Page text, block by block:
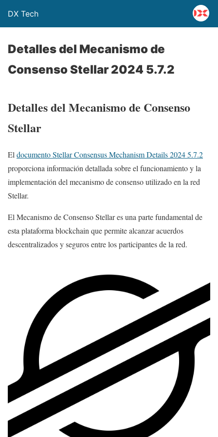
DX Tech
Detalles del Mecanismo de
Consenso Stellar 2024 5.7.2
Detalles del Mecanismo de Consenso
Stellar
El documento Stellar Consensus Mechanism Details 2024 5.7.2
proporciona información detallada sobre el funcionamiento y la
implementación del mecanismo de consenso utilizado en la red
Stellar.
El Mecanismo de Consenso Stellar es una parte fundamental de
esta plataforma blockchain que permite alcanzar acuerdos
descentralizados y seguros entre los participantes de la red.